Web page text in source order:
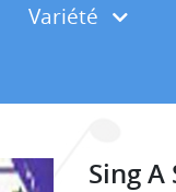
Variété
Sing